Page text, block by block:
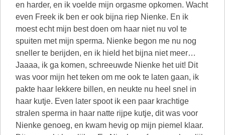
en harder, en ik voelde mijn orgasme opkomen. Wacht
even Freek ik ben er ook bijna riep Nienke. En ik
moest echt mijn best doen om haar niet nu vol te
spuiten met mijn sperma. Nienke begon me nu nog
sneller te berijden, en ik hield het bijna niet meer…
Jaaaa, ik ga komen, schreeuwde Nienke het uit! Dit
was voor mijn het teken om me ook te laten gaan, ik
pakte haar lekkere billen, en neukte nu heel snel in
haar kutje. Even later spoot ik een paar krachtige
stralen sperma in haar natte rijpe kutje, dit was voor
Nienke genoeg, en kwam hevig op mijn piemel klaar.